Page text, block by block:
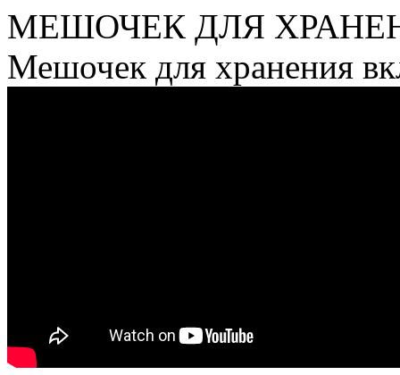
МЕШОЧЕК ДЛЯ
Мешочек для хранения